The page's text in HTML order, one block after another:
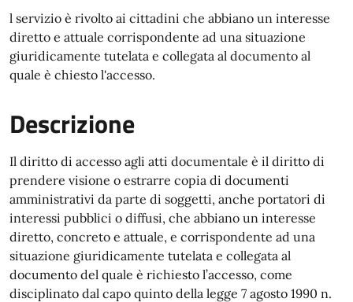
l servizio è rivolto ai cittadini che abbiano un interesse
diretto e attuale corrispondente ad una situazione
giuridicamente tutelata e collegata al documento al
quale è chiesto l'accesso.
Descrizione
Il diritto di accesso agli atti documentale è il diritto di
prendere visione o estrarre copia di documenti
amministrativi da parte di soggetti, anche portatori di
interessi pubblici o diffusi, che abbiano un interesse
diretto, concreto e attuale, e corrispondente ad una
situazione giuridicamente tutelata e collegata al
documento del quale è richiesto l’accesso, come
disciplinato dal capo quinto della legge 7 agosto 1990 n.